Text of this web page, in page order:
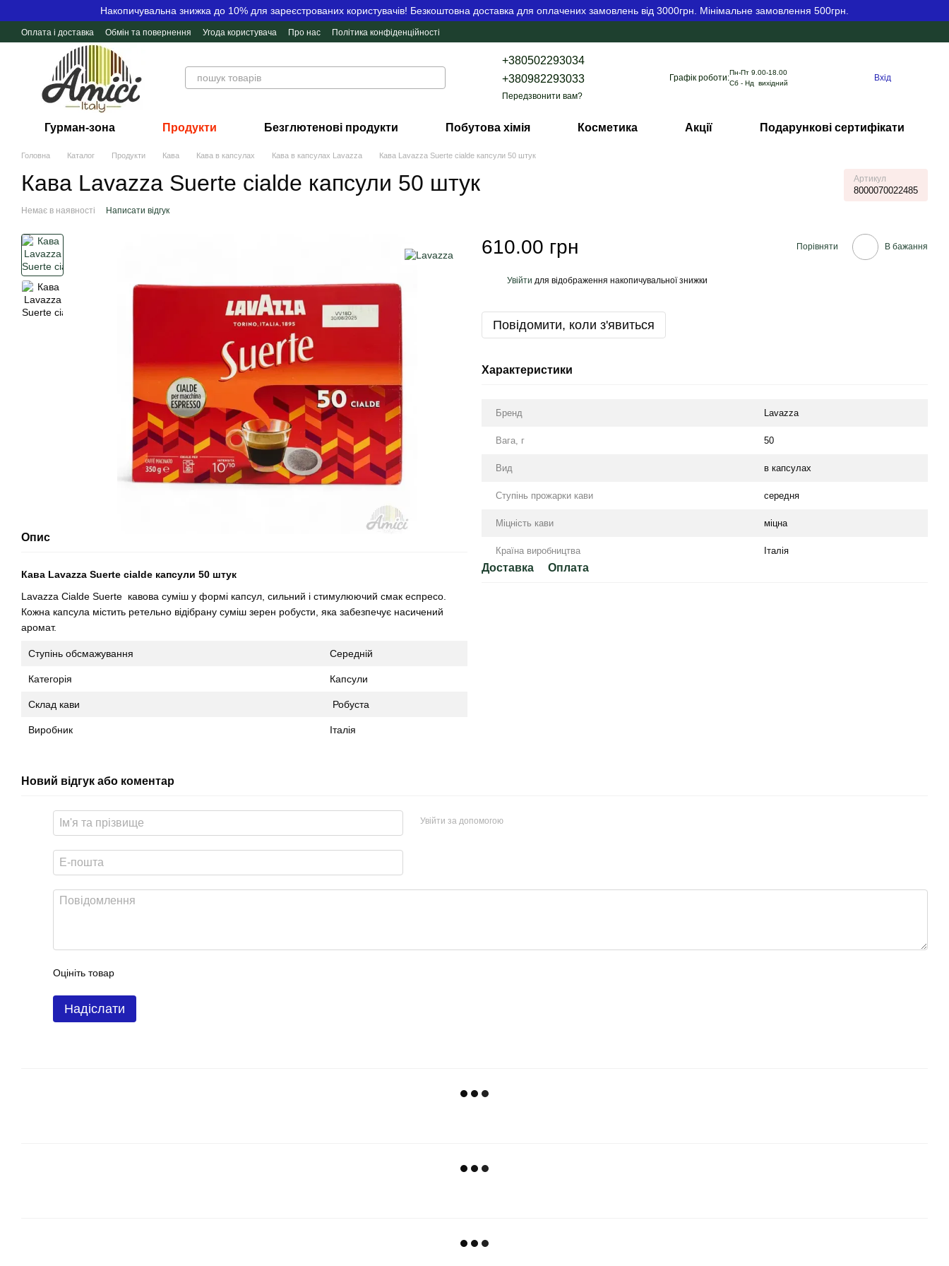
Перейти до основного контентуНакопичувальна знижка до 10% для зареєстрованих користувачів! Безкоштовна доставка для оплачених замовлень від 3000грн. Мінімальне замовлення 500грн.
Оплата і доставка Обмін та повернення Угода користувача Про нас
Політика конфіденційності
Контактна інформація
+380502293034
+380982293033
Передзвонити вам?
Графік роботи:Пн-Пт 9.00-18.00
Сб - Нд вихідний
Вхід
Гурман-зона Продукти Безглютенові продукти Побутова хімія Косметика Акції Подарункові сертифікати
Головна Каталог Продукти Кава Кава в капсулах Кава в капсулах Lavazza Кава Lavazza Suerte cialde капсули 50 штук
Кава Lavazza Suerte cialde капсули 50 штук Артикул
8000070022485
Немає в наявності Написати відгук
Опис
Кава Lavazza Suerte cialde капсули 50 штук
Lavazza Cialde Suerte кавова суміш у формі капсул, сильний і стимулюючий смак еспресо.
Кожна капсула містить ретельно відібрану суміш зерен робусти, яка забезпечує насичений
аромат.
Ступінь обсмажування Середній
Категорія Капсули
Склад кави Робуста
Виробник Італія
610.00 грн Порівняти В бажання
Увійти для відображення накопичувальної знижки
Повідомити, коли з'явиться
Характеристики
Бренд Lavazza
Вага, г 50
Вид в капсулах
Ступінь прожарки кави середня
Міцність кави міцна
Країна виробництва Італія
Доставка Оплата
Новий відгук або коментар
Увійти за допомогою
Оцініть товар
Надіслати